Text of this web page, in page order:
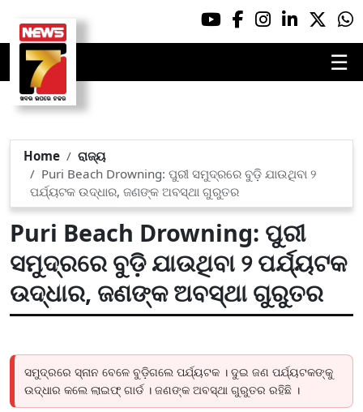
☰
Home
ରାଜ୍ୟ
Puri Beach Drowning: ପୁରୀ ସମୁଦ୍ରରେ ବୁଡ଼ି ଯାଉଥିବା ୨
ପର୍ଯ୍ୟଟକ ଉଦ୍ଧାର, ଜଣଙ୍କ ଅବସ୍ଥା ଗୁରୁତର
Puri Beach Drowning: ପୁରୀ
ସମୁଦ୍ରରେ ବୁଡ଼ି ଯାଉଥିବା ୨ ପର୍ଯ୍ୟଟକ
ଉଦ୍ଧାର, ଜଣଙ୍କ ଅବସ୍ଥା ଗୁରୁତର
ସମୁଦ୍ରରେ ସ୍ନାନ ବେଳେ ବୁଡ଼ିଗଲେ ପର୍ଯ୍ୟଟକ । ଦୁଇ ଜଣ ପର୍ଯ୍ୟଟକଙ୍କୁ
ଉଦ୍ଧାର କଲେ ଲାଇଫ୍ ଗାର୍ଡ । ଜଣଙ୍କ ଅବସ୍ଥା ଗୁରୁତର ରହିଛି ।